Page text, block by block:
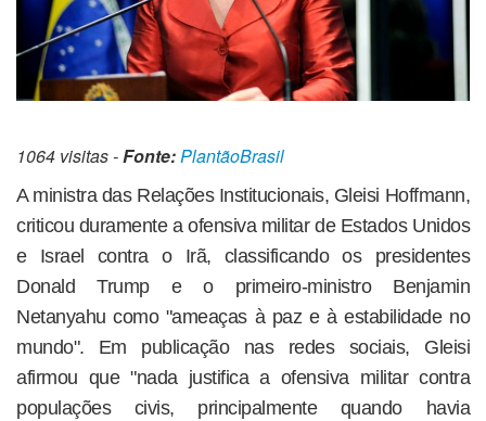
1064 visitas -Fonte:PlantãoBrasil
A ministra das Relações Institucionais, Gleisi Hoffmann,
criticou duramente a ofensiva militar de Estados Unidos
e Israel contra o Irã, classificando os presidentes
Donald Trump e o primeiro-ministro Benjamin
Netanyahu como "ameaças à paz e à estabilidade no
mundo". Em publicação nas redes sociais, Gleisi
afirmou que "nada justifica a ofensiva militar contra
populações civis, principalmente quando havia